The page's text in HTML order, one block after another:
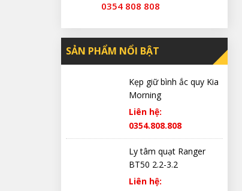
0354 808 808
SẢN PHẨM NỔI BẬT
Kẹp giữ bình ắc quy Kia
Morning
Liên hệ:
0354.808.808
Ly tâm quạt Ranger
BT50 2.2-3.2
Liên hệ: